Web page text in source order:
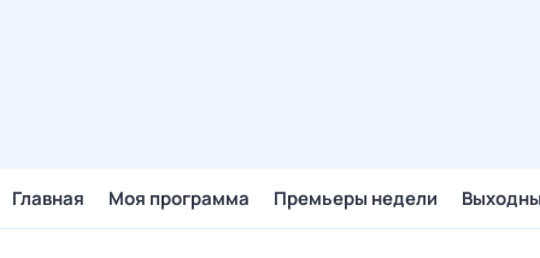
Главная Моя программа Премьеры недели